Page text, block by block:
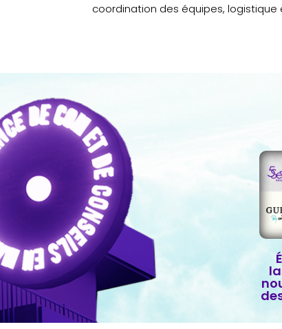
coordination des équipes,